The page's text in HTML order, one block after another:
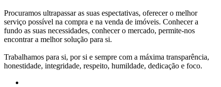
Procuramos ultrapassar as suas espectativas, oferecer o melhor
serviço possível na compra e na venda de imóveis. Conhecer a
fundo as suas necessidades, conhecer o mercado, permite-nos
encontrar a melhor solução para si.
Trabalhamos para si, por si e sempre com a máxima transparência,
honestidade, integridade, respeito, humildade, dedicação e foco.